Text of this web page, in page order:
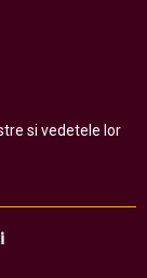
si vedetele lor